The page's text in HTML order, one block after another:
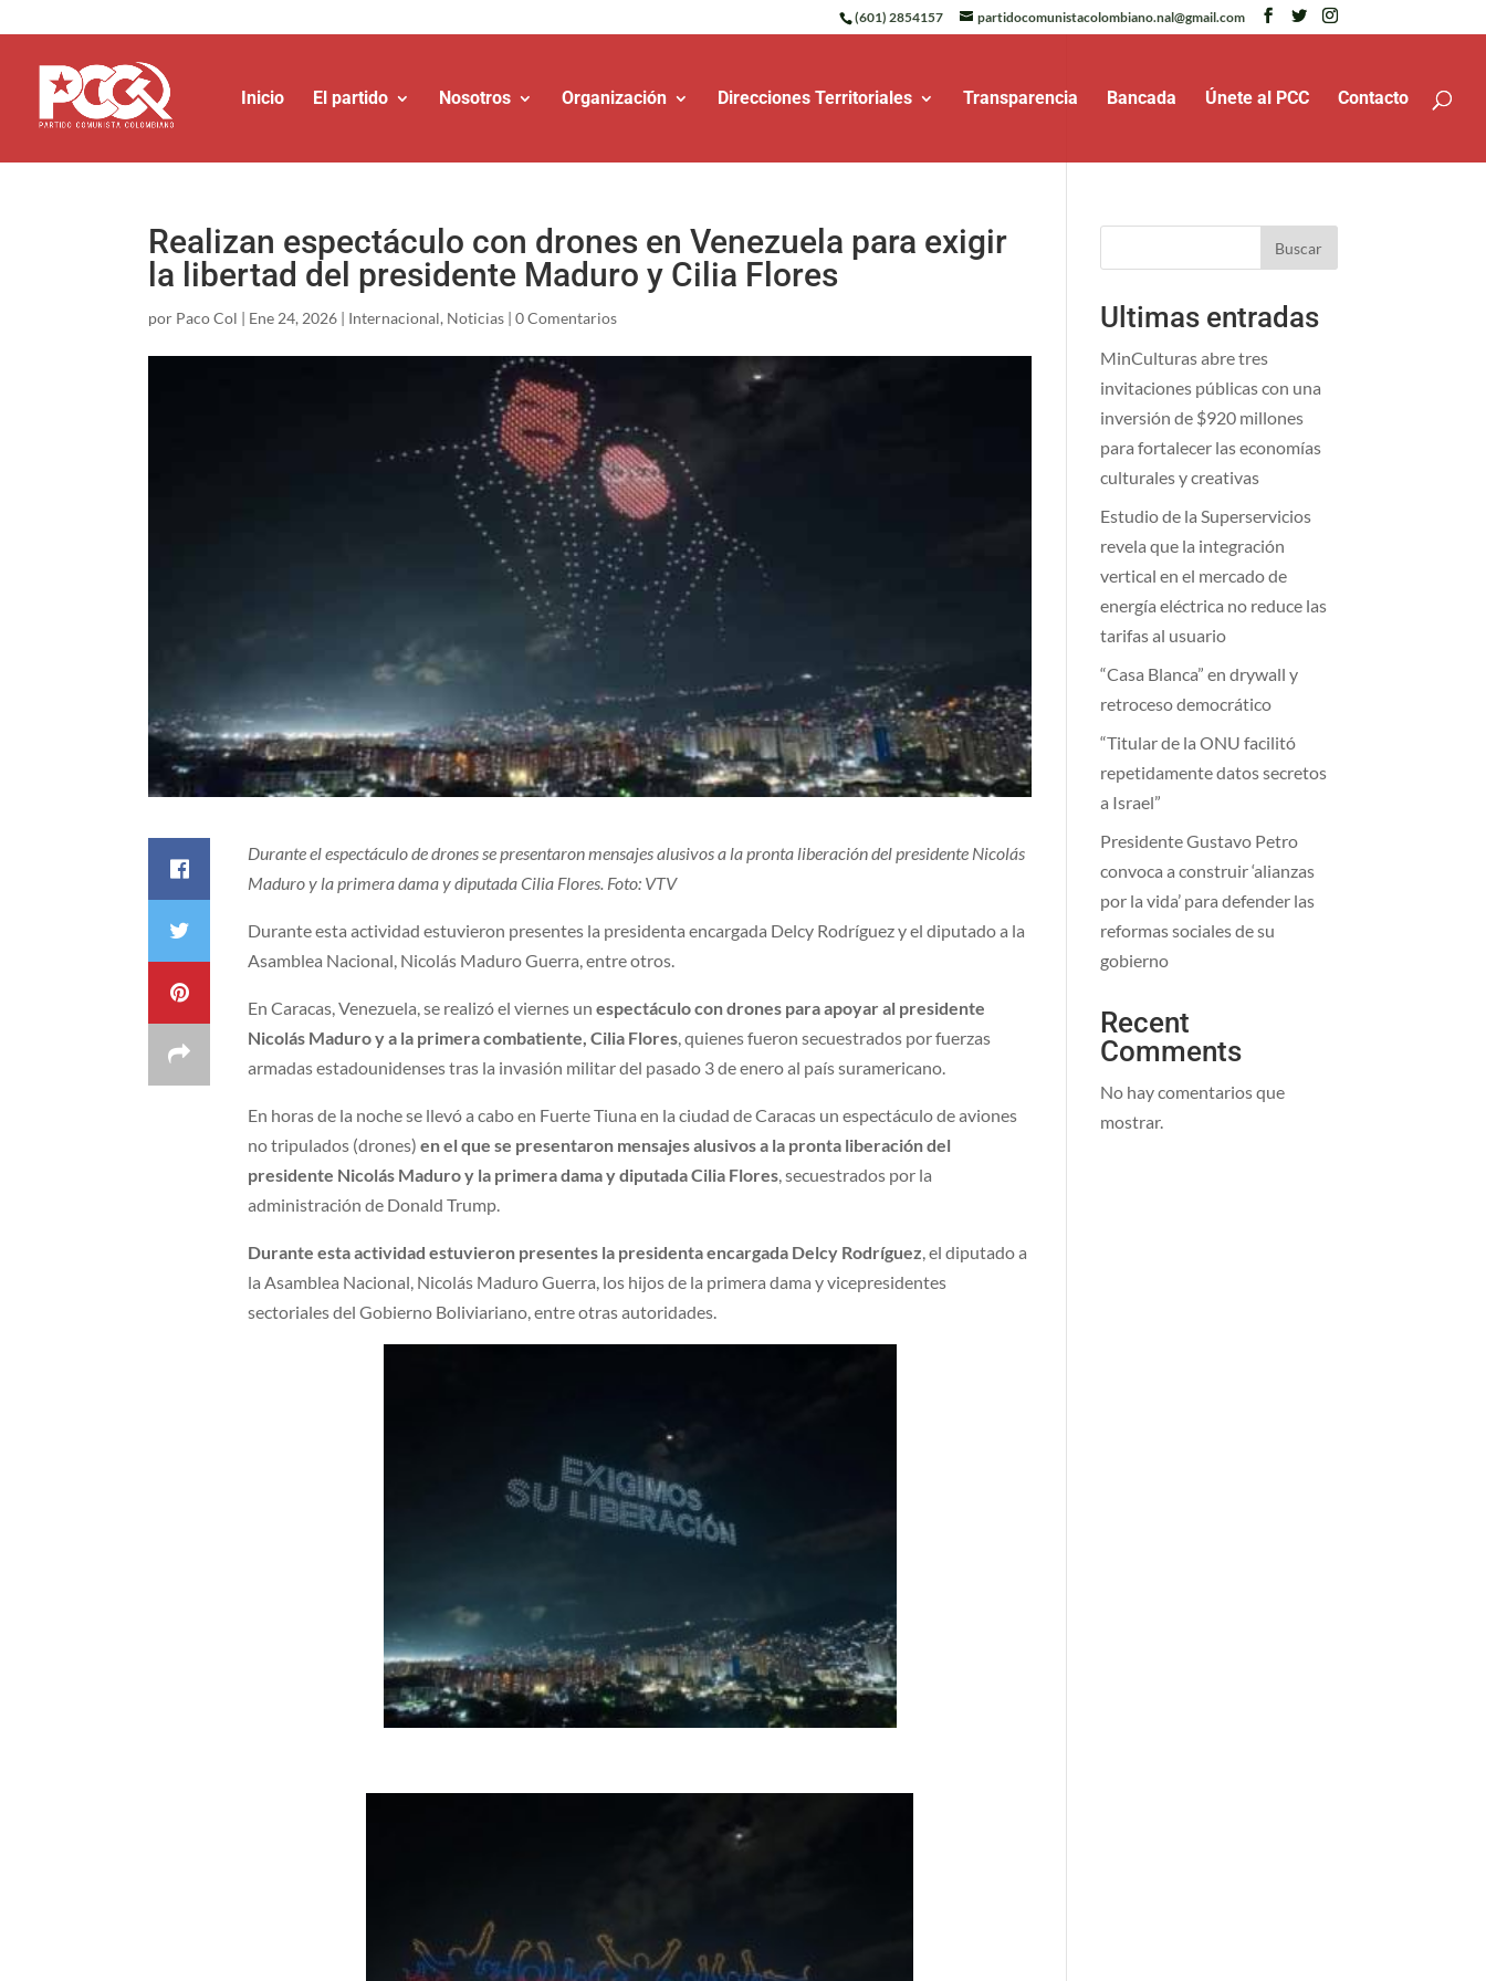
(601) 2854157 partidocomunistacolombiano.nal@gmail.com
Inicio El partido Nosotros Organización Direcciones Territoriales Transparencia Bancada Únete al PCC Contacto
Realizan espectáculo con drones en Venezuela para exigir
la libertad del presidente Maduro y Cilia Flores
por Paco Col | Ene 24, 2026 | Internacional, Noticias |0 Comentarios
Durante el espectáculo de drones se presentaron mensajes alusivos a la pronta liberación del presidente Nicolás
Maduro y la primera dama y diputada Cilia Flores. Foto: VTV
Durante esta actividad estuvieron presentes la presidenta encargada Delcy Rodríguez y el diputado a la
Asamblea Nacional, Nicolás Maduro Guerra, entre otros.
En Caracas, Venezuela, se realizó el viernes unespectáculo con drones para apoyar al presidente
Nicolás Maduro y a la primera combatiente, Cilia Flores, quienes fueron secuestrados por fuerzas
armadas estadounidenses tras la invasión militar del pasado 3 de enero al país suramericano.
En horas de la noche se llevó a cabo en Fuerte Tiuna en la ciudad de Caracas un espectáculo de aviones
no tripulados (drones)en el que se presentaron mensajes alusivos a la pronta liberación del
presidente Nicolás Maduro y la primera dama y diputada Cilia Flores, secuestrados por la
administración de Donald Trump.
Durante esta actividad estuvieron presentes la presidenta encargada Delcy Rodríguez, el diputado a
la Asamblea Nacional, Nicolás Maduro Guerra, los hijos de la primera dama y vicepresidentes
sectoriales del Gobierno Boliviariano, entre otras autoridades.
Buscar
Ultimas entradas
MinCulturas abre tres
invitaciones públicas con una
inversión de $920 millones
para fortalecer las economías
culturales y creativas
Estudio de la Superservicios
revela que la integración
vertical en el mercado de
energía eléctrica no reduce las
tarifas al usuario
“Casa Blanca” en drywall y
retroceso democrático
“Titular de la ONU facilitó
repetidamente datos secretos
a Israel”
Presidente Gustavo Petro
convoca a construir ‘alianzas
por la vida’ para defender las
reformas sociales de su
gobierno
Recent
Comments
No hay comentarios que
mostrar.